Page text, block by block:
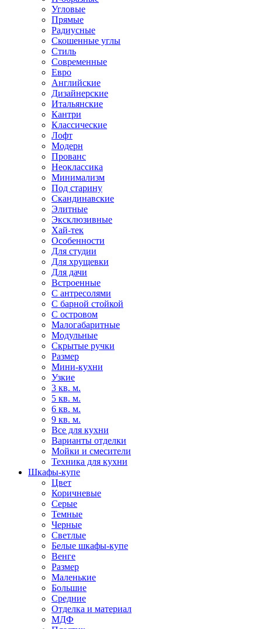
Угловые
Прямые
Радиусные
Скошенные углы
Стиль
Современные
Евро
Английские
Дизайнерские
Итальянские
Кантри
Классические
Лофт
Модерн
Прованс
Неоклассика
Минимализм
Под старину
Скандинавские
Элитные
Эксклюзивные
Хай-тек
Особенности
Для студии
Для хрущевки
Для дачи
Встроенные
С антресолями
С барной стойкой
С островом
Малогабаритные
Модульные
Скрытые ручки
Размер
Мини-кухни
Узкие
3 кв. м.
5 кв. м.
6 кв. м.
9 кв. м.
Все для кухни
Варианты отделки
Мойки и смесители
Техника для кухни
Шкафы-купе
Цвет
Коричневые
Серые
Темные
Черные
Светлые
Белые шкафы-купе
Венге
Размер
Маленькие
Большие
Средние
Отделка и материал
МДФ